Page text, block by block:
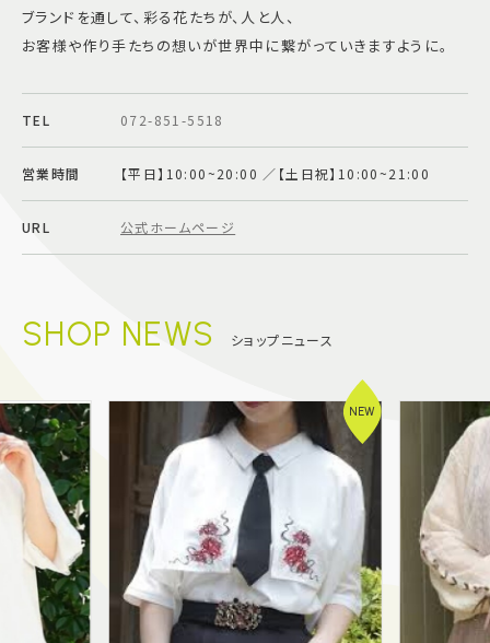
ブランドを通して、彩る花たちが、人と人、
お客様や作り手たちの想いが世界中に繋がっていきますように。
TEL 072-851-5518
営業時間 【平日】10:00~20:00 ／【土日祝】10:00~21:00
URL 公式ホームページ
SHOP NEWS ショップニュース
NEW